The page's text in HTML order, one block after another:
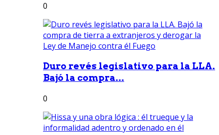
0
Duro revés legislativo para la LLA.
Bajó la compra...
0